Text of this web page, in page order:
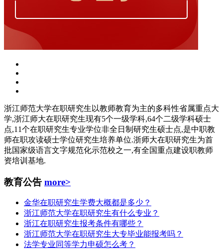
浙江师范大学在职研究生以教师教育为主的多科性省属重点大
学,浙江师大在职研究生现有5个一级学科,64个二级学科硕士
点,11个在职研究生专业学位非全日制研究生硕士点,是中职教
师在职攻读硕士学位研究生培养单位.浙师大在职研究生为首
批国家级语言文字规范化示范校之一,有全国重点建设职教师
资培训基地.
教育公告 more>
金华在职研究生学费大概都是多少？
浙江师范大学在职研究生有什么专业？
浙江在职研究生报考条件有哪些？
浙江师范大学在职研究生大专毕业能报考吗？
法学专业同等学力申硕怎么考？